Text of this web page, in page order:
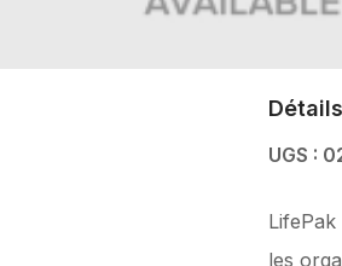
UGS :
les